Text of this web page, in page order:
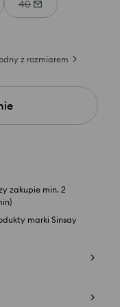
40
z rozmiarem
zakupie min. 2
marki Sinsay